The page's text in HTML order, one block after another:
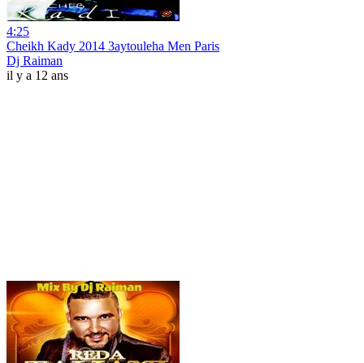
4:25
Cheikh Kady 2014 3aytouleha Men Paris
Dj Raiman
il y a 12 ans